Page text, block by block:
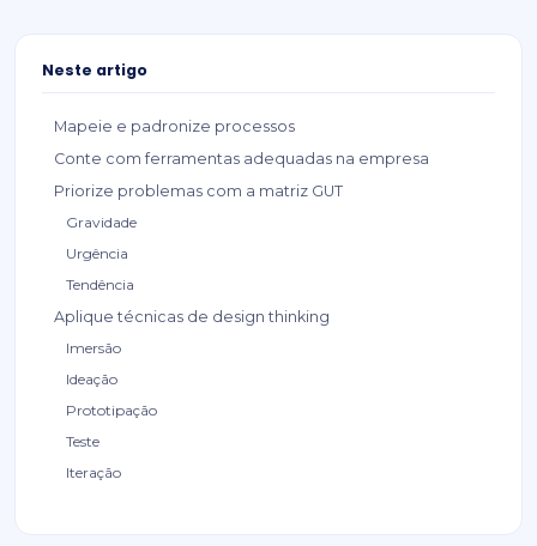
Neste artigo
Mapeie e padronize processos
Conte com ferramentas adequadas na empresa
Priorize problemas com a matriz GUT
Gravidade
Urgência
Tendência
Aplique técnicas de design thinking
Imersão
Ideação
Prototipação
Teste
Iteração